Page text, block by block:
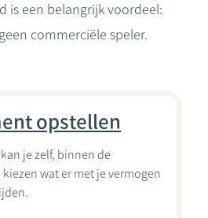
is een belangrijk voordeel:
commerciële speler.
opstellen
je zelf, binnen de
wat er met je vermogen